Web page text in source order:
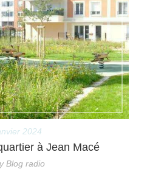
2024
à Jean Macé
Blog radio